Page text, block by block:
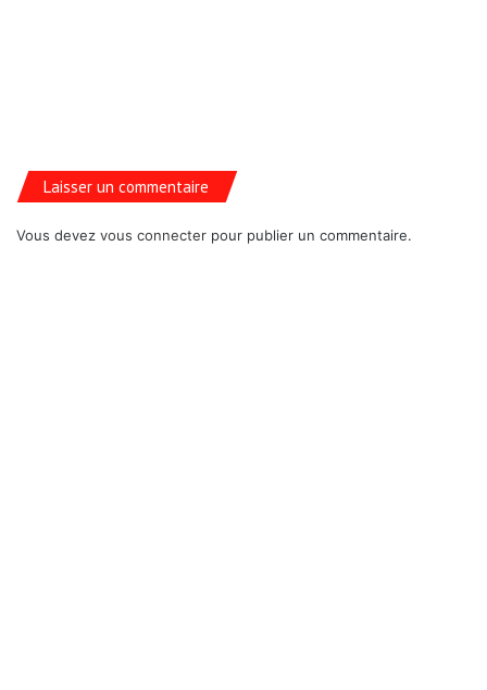
Laisser un commentaire
Vous devez vous connecter pour publier un commentaire.